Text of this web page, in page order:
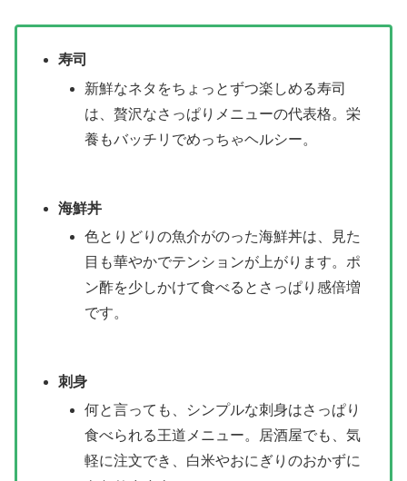
寿司
新鮮なネタをちょっとずつ楽しめる寿司
は、贅沢なさっぱりメニューの代表格。栄
養もバッチリでめっちゃヘルシー。
海鮮丼
色とりどりの魚介がのった海鮮丼は、見た
目も華やかでテンションが上がります。ポ
ン酢を少しかけて食べるとさっぱり感倍増
です。
刺身
何と言っても、シンプルな刺身はさっぱり
食べられる王道メニュー。居酒屋でも、気
軽に注文でき、白米やおにぎりのおかずに